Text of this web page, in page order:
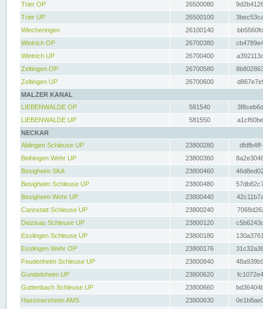
Trier OP
26500080
Trier UP
26500100
Wincheringen
26100140
Wintrich OP
26700380
Wintrich UP
26700400
Zeltingen OP
26700580
Zeltingen UP
26700600
MALZER KANAL
LIEBENWALDE OP
581540
LIEBENWALDE UP
581550
NECKAR
Aldingen Schleuse UP
23800280
Beihingen Wehr UP
23800360
Besigheim SKA
23800460
Besigheim Schleuse UP
23800480
Besigheim Wehr UP
23800440
Cannstatt Schleuse UP
23800240
Deizisau Schleuse UP
23800120
Esslingen Schleuse UP
23800180
Esslingen Wehr OP
23800176
Feudenheim Schleuse UP
23800840
Gundelsheim UP
23800620
Guttenbach Schleuse UP
23800660
Hassmersheim AMS
23800630